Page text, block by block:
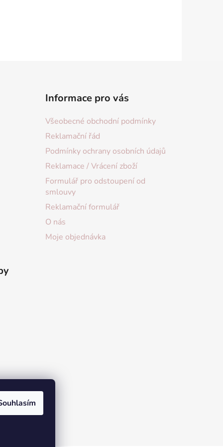
Informace pro vás
Všeobecné obchodní podmínky
Reklamační řád
Podmínky ochrany osobních údajů
Reklamace / Vrácení zboží
Formulář pro odstoupení od
smlouvy
Reklamační formulář
O nás
Moje objednávka